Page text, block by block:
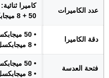
عدد الكاميرات
كاميرا ثنائية:
50 + 8 ميجابكسل
دقة الكاميرا
• 50 ميجابكسل: كاميرا رئيسية (OIS)
• 8 ميجابكسل: زاوية واسعة
فتحة العدسة
• 50 ميجابكسل (F/1.8)
• 8 ميجابكسل (F/2.2)